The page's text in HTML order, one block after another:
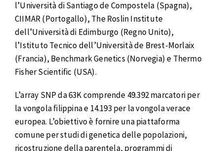
l’Università di Santiago de Compostela (Spagna),
CIIMAR (Portogallo), The Roslin Institute
dell’Università di Edimburgo (Regno Unito),
l’Istituto Tecnico dell’Università de Brest-Morlaix
(Francia), Benchmark Genetics (Norvegia) e Thermo
Fisher Scientific (USA).
L’array SNP da 63K comprende 49.392 marcatori per
la vongola filippina e 14.193 per la vongola verace
europea. L’obiettivo è fornire una piattaforma
comune per studi di genetica delle popolazioni,
ricostruzione della parentela, programmi di